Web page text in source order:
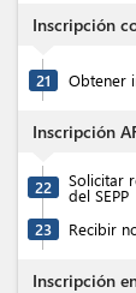
Inscripción
21 Obtener
Inscripción
22 Solicitar
del SEPP
23
Recibir
Inscripción